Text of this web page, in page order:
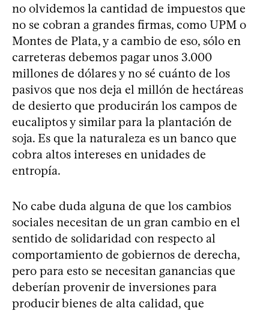
no olvidemos la cantidad de impuestos que
no se cobran a grandes firmas, como UPM o
Montes de Plata, y a cambio de eso, sólo en
carreteras debemos pagar unos 3.000
millones de dólares y no sé cuánto de los
pasivos que nos deja el millón de hectáreas
de desierto que producirán los campos de
eucaliptos y similar para la plantación de
soja. Es que la naturaleza es un banco que
cobra altos intereses en unidades de
entropía.
No cabe duda alguna de que los cambios
sociales necesitan de un gran cambio en el
sentido de solidaridad con respecto al
comportamiento de gobiernos de derecha,
pero para esto se necesitan ganancias que
deberían provenir de inversiones para
producir bienes de alta calidad, que